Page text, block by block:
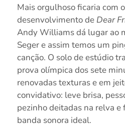
Mais orgulhoso ficaria com
desenvolvimento de Dear
Andy Williams dá lugar ao
Seger e assim temos um
canção. O solo de estúdio
prova olímpica dos sete
renovadas texturas e em
convidativo: leve brisa,
pezinho deitadas na relva e
banda sonora ideal.